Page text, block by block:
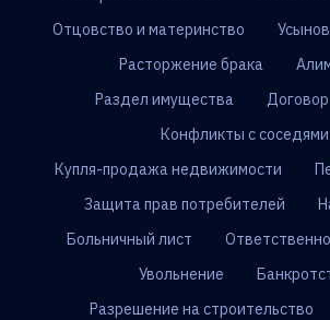
Отцовство и материнство
Расторжение брака
Раздел имущества
Конфликты с соседями
Купля-продажа недвижимости
Защита прав потребителей
Больничный лист
Увольнение
Разрешение на строительство